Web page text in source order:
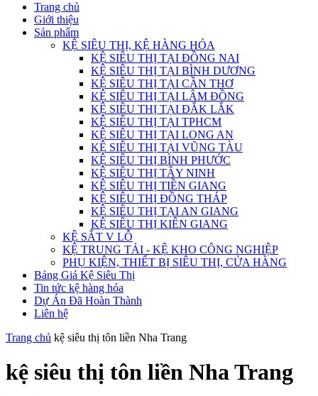
Trang chủ
Giới thiệu
Sản phẩm
KỆ SIÊU THỊ, KỆ HÀNG HÓA
KỆ SIÊU THỊ TẠI ĐỒNG NAI
KỆ SIÊU THỊ TẠI BÌNH DƯƠNG
KỆ SIÊU THỊ TẠI CẦN THƠ
KỆ SIÊU THỊ TẠI LÂM ĐỒNG
KỆ SIÊU THỊ TẠI ĐẮK LẮK
KỆ SIÊU THỊ TẠI TPHCM
KỆ SIÊU THỊ TẠI LONG AN
KỆ SIÊU THỊ TẠI VŨNG TÀU
KỆ SIÊU THỊ BÌNH PHƯỚC
KỆ SIÊU THỊ TÂY NINH
KỆ SIÊU THỊ TIỀN GIANG
KỆ SIÊU THỊ ĐỒNG THÁP
KỆ SIÊU THỊ TẠI AN GIANG
KỆ SIÊU THỊ KIÊN GIANG
KỆ SẮT V LỖ
KỆ TRUNG TẢI - KỆ KHO CÔNG NGHIỆP
PHỤ KIỆN, THIẾT BỊ SIÊU THỊ, CỬA HÀNG
Bảng Giá Kệ Siêu Thị
Tin tức kệ hàng hóa
Dự Án Đã Hoàn Thành
Liên hệ
Trang chủ kệ siêu thị tôn liền Nha Trang
kệ siêu thị tôn liền Nha Trang